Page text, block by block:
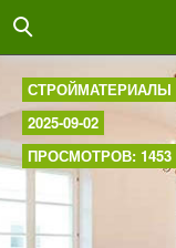
СТРОЙМАТЕРИАЛЫ
2025-09-02
ПРОСМОТРОВ: 1453